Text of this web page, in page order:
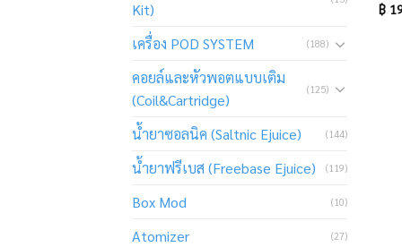
Kit)
เครื่อง POD SYSTEM (188)
คอยล์และหัวพอตแบบเติม
(Coil&Cartridge)
(125)
น้ำยาซอลนิค (Saltnic Ejuice) (144)
น้ำยาฟรีเบส (Freebase Ejuice) (119)
Box Mod (10)
Atomizer (27)
฿